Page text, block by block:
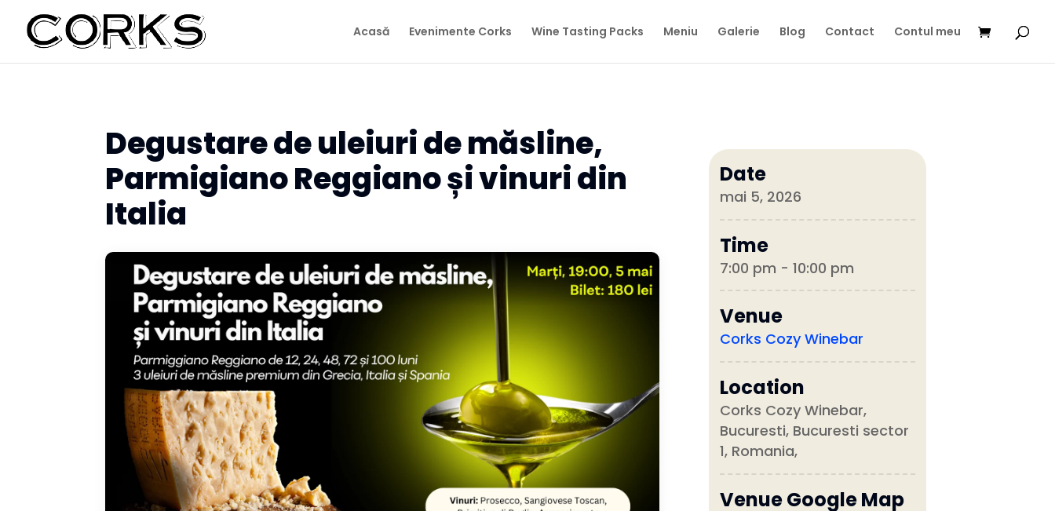
Acasă Evenimente Corks Wine Tasting Packs Meniu Galerie Blog Contact Contul meu
Degustare de uleiuri de măsline,
Parmigiano Reggiano și vinuri din
Italia
Date
mai 5, 2026
Time
7:00 pm - 10:00 pm
Venue
Corks Cozy Winebar
Location
Corks Cozy Winebar,
Bucuresti, Bucuresti sector
1, Romania,
Venue Google Map